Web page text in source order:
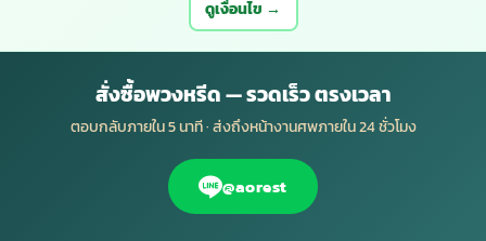
ดูเงื่อนไข →
สั่งซื้อพวงหรีด — รวดเร็ว ตรงเวลา
ตอบกลับภายใน 5 นาที · ส่งถึงหน้างานศพภายใน 24 ชั่วโมง
@aorest